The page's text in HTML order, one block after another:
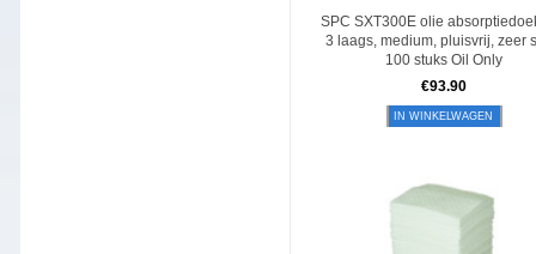
SPC SXT300E olie
3 laags, medium, pluisvrij, zeer
100 stuks Oil Only
€93.90
IN WINKELWAGEN